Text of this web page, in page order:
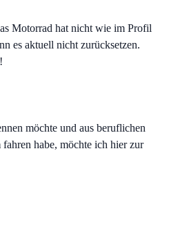
Motorrad hat nicht wie im Profil
es aktuell nicht zurücksetzen.
möchte und aus beruflichen
habe, möchte ich hier zur